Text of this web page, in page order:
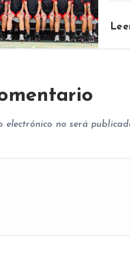
electrónico no será